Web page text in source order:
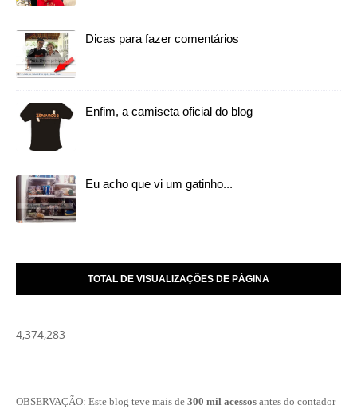
Dicas para fazer comentários
Enfim, a camiseta oficial do blog
Eu acho que vi um gatinho...
TOTAL DE VISUALIZAÇÕES DE PÁGINA
4,374,283
OBSERVAÇÃO: Este blog teve mais de 300 mil acessos antes do contador